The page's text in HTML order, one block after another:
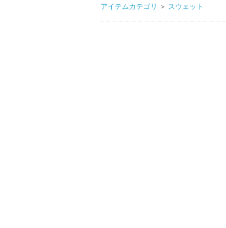
アイテムカテゴリ
＞ スウェット